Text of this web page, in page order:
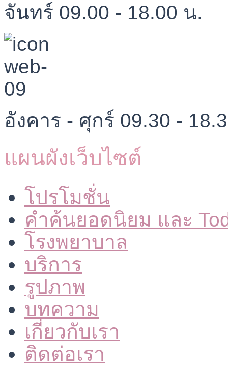
จันทร์ 09.00 - 18.00 น.
อังคาร - ศุกร์ 09.30 -
แผนผังเว็บไซต์
โปรโมชั่น
คำค้นยอดนิยม และ
โรงพยาบาล
บริการ
รูปภาพ
บทความ
เกี่ยวกับเรา
ติดต่อเรา